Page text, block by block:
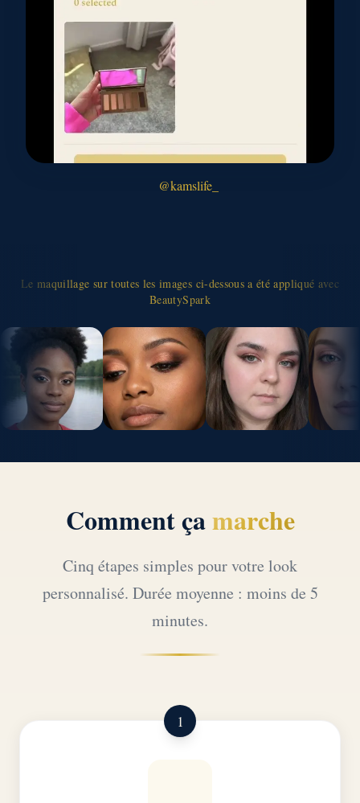
@kamslife_
Le maquillage sur toutes les images ci-dessous a été appliqué avec
BeautySpark
Comment çamarche
Cinq étapes simples pour votre look
personnalisé. Durée moyenne : moins de 5
minutes.
1